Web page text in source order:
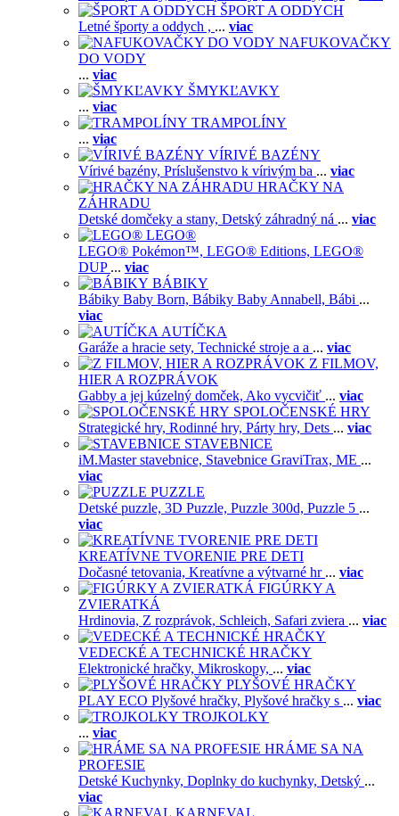
ŠPORT A ODDYCH
Letné športy a oddych , ... viac
NAFUKOVAČKY
DO VODY
... viac
ŠMYKĽAVKY
... viac
TRAMPOLÍNY
... viac
VÍRIVÉ BAZÉNY
Vírivé bazény, Príslušenstvo k vírivým ba ... viac
HRAČKY NA
ZÁHRADU
Detské domčeky a stany, Detský záhradný ná ... viac
LEGO®
LEGO® Pokémon™, LEGO® Editions, LEGO®
DUP ... viac
BÁBIKY
Bábiky Baby Born, Bábiky Baby Annabell, Bábi ...
viac
AUTÍČKA
Garáže a hracie sety, Technické stroje a a ... viac
Z FILMOV,
HIER A ROZPRÁVOK
Gabby a jej kúzelný domček, Ako vycvičiť ... viac
SPOLOČENSKÉ HRY
Strategické hry, Rodinné hry, Párty hry, Dets ... viac
STAVEBNICE
iM.Master stavebnice, Stavebnice GraviTrax, ME ...
viac
PUZZLE
Detské puzzle, 3D Puzzle, Puzzle 300d, Puzzle 5 ...
viac
KREATÍVNE TVORENIE PRE DETI
Dočasné tetovania, Kreatívne a výtvarné hr ... viac
FIGÚRKY A
ZVIERATKÁ
Hrdinovia, Z rozprávok, Schleich, Safari zviera ... viac
VEDECKÉ A TECHNICKÉ HRAČKY
Elektronické hračky, Mikroskopy, ... viac
PLYŠOVÉ HRAČKY
PLAY ECO Plyšové hračky, Plyšové hračky s ... viac
TROJKOLKY
... viac
HRÁME SA NA
PROFESIE
Detské Kuchynky, Doplnky do kuchynky, Detský ...
viac
KARNEVAL